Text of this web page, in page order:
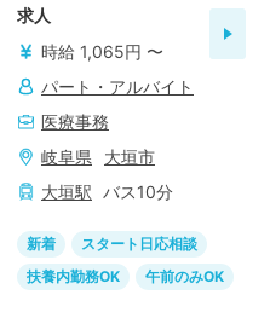
求人
時給 1,065円 〜
パート・アルバイト
医療事務
岐阜県
大垣市
大垣駅 バス10分
新着
スタート日応相談
扶養内勤務OK
午前のみOK